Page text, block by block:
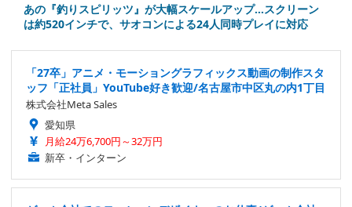
あの『釣りスピリッツ』が大幅スケールアップ…スクリーン
は約520インチで、サオコンによる24人同時プレイに対応
「27卒」アニメ・モーショングラフィックス動画の制作スタ
ッフ「正社員」YouTube好き歓迎/名古屋市中区丸の内1丁目
株式会社Meta Sales
愛知県
月給24万6,700円～32万円
新卒・インターン